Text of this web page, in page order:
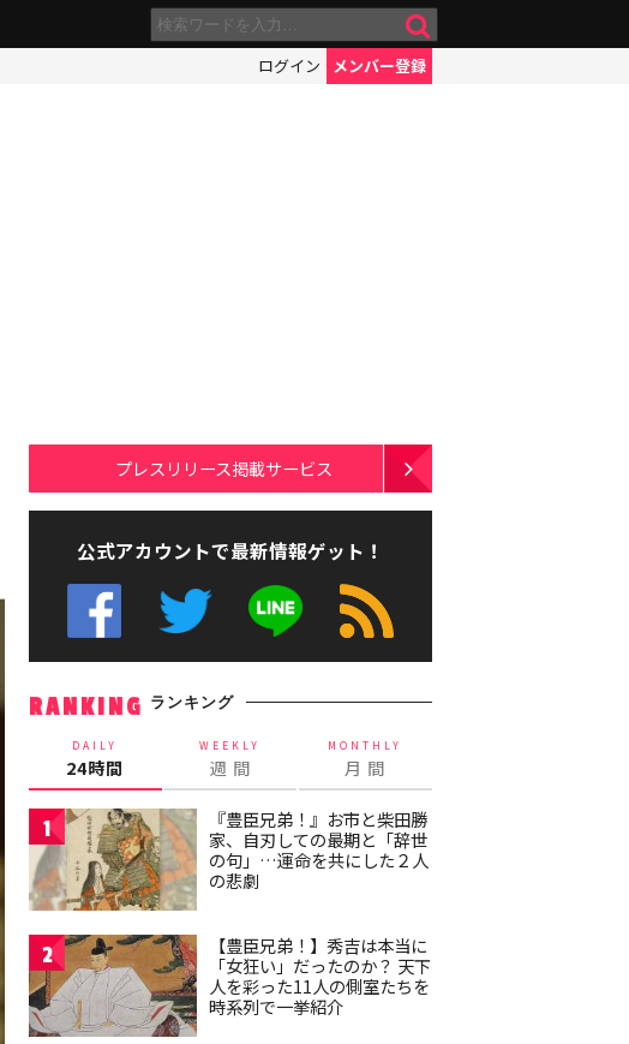
ログイン メンバー登録
プレスリリース掲載サービス
公式アカウントで最新情報ゲット！
RANKING ランキング
DAILY
24時間
WEEKLY
週 間
MONTHLY
月 間
1
『豊臣兄弟！』お市と柴田勝
家、自刃しての最期と「辞世
の句」…運命を共にした２人
の悲劇
2
【豊臣兄弟！】秀吉は本当に
「女狂い」だったのか？ 天下
人を彩った11人の側室たちを
時系列で一挙紹介